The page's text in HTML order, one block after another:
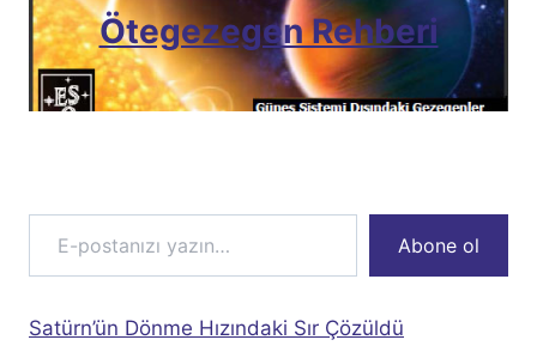
Ötegezegen Rehberi
E-postanızı yazın…
Abone ol
Satürn’ün Dönme Hızındaki Sır Çözüldü